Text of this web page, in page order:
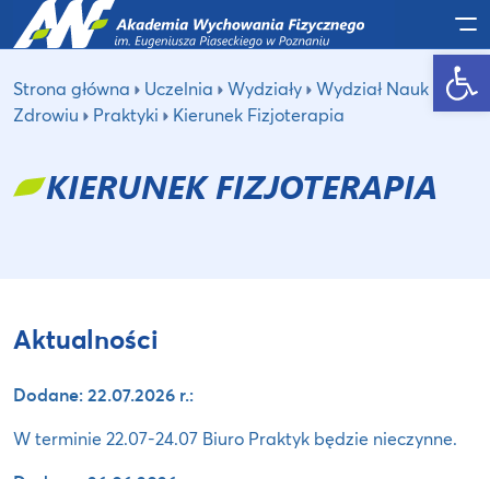
Otwórz pasek narzędzi
Strona główna Uczelnia Wydziały
Wydział Nauk o
Zdrowiu
Praktyki Kierunek Fizjoterapia
KIERUNEK FIZJOTERAPIA
Aktualności
Dodane: 22.07.2026 r.:
W terminie 22.07-24.07 Biuro Praktyk będzie nieczynne.